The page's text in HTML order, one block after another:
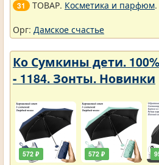
31 ТОВАР. Косметика и парфюм.
Орг: Дамское счастье
Ко Сумкины дети.
- 1184. Зонты. Новинки
572 ₽ 572 ₽